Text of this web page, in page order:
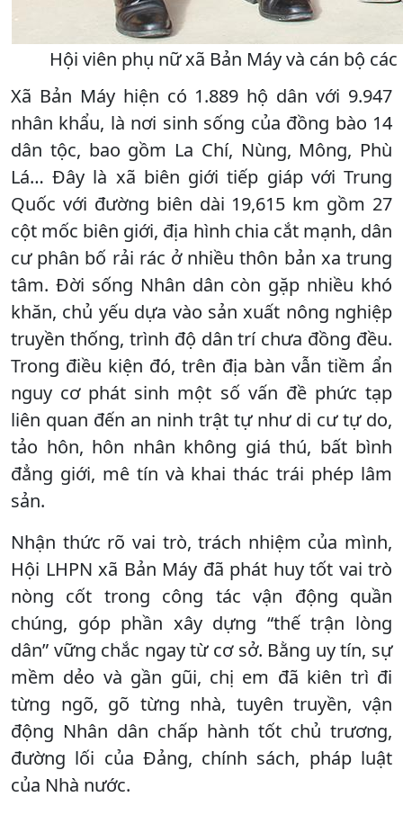
Hội viên phụ nữ xã Bản Máy và cán bộ
Xã Bản Máy hiện có 1.889 hộ dân với 9.947
nhân khẩu, là nơi sinh sống của đồng bào 14
dân tộc, bao gồm La Chí, Nùng, Mông, Phù
Lá… Đây là xã biên giới tiếp giáp với Trung
Quốc với đường biên dài 19,615 km gồm 27
cột mốc biên giới, địa hình chia cắt mạnh, dân
cư phân bố rải rác ở nhiều thôn bản xa trung
tâm. Đời sống Nhân dân còn gặp nhiều khó
khăn, chủ yếu dựa vào sản xuất nông nghiệp
truyền thống, trình độ dân trí chưa đồng đều.
Trong điều kiện đó, trên địa bàn vẫn tiềm ẩn
nguy cơ phát sinh một số vấn đề phức tạp
liên quan đến an ninh trật tự như di cư tự do,
tảo hôn, hôn nhân không giá thú, bất bình
đẳng giới, mê tín và khai thác trái phép lâm
sản.
Nhận thức rõ vai trò, trách nhiệm của mình,
Hội LHPN xã Bản Máy đã phát huy tốt vai trò
nòng cốt trong công tác vận động quần
chúng, góp phần xây dựng “thế trận lòng
dân” vững chắc ngay từ cơ sở. Bằng uy tín, sự
mềm dẻo và gần gũi, chị em đã kiên trì đi
từng ngõ, gõ từng nhà, tuyên truyền, vận
động Nhân dân chấp hành tốt chủ trương,
đường lối của Đảng, chính sách, pháp luật
của Nhà nước.